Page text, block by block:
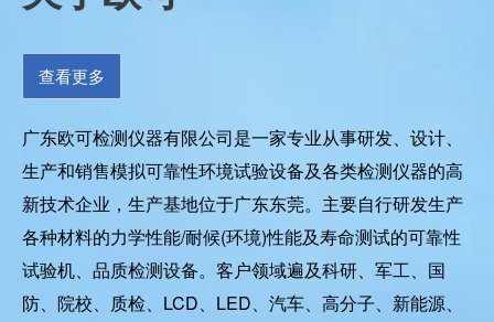
ABOUT US
关于欧可
查看更多
广东欧可检测仪器有限公司是一家专业从事研发、设计、